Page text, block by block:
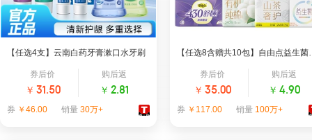
【任选4支】云南白药牙膏漱口水牙刷
券后价
￥ 31.50
购后返
￥ 2.81
券 ￥46.00 销量 30万+
【任选8含
券后价
￥ 35.00
购后返
￥ 4.90
券 ￥117.00 销量 100万+